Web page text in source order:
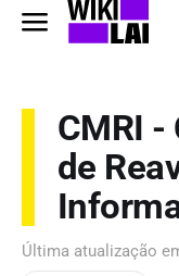
CMRI
de
Última atualização